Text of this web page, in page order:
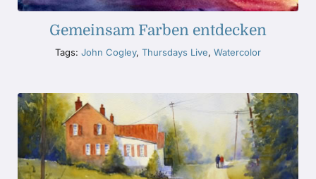
Gemeinsam Farben entdecken
Tags: John Cogley, Thursdays Live, Watercolor